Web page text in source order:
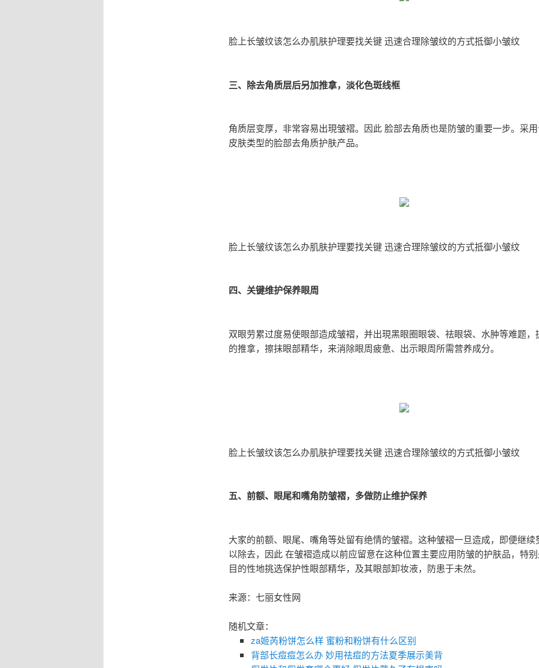
脸上长皱纹该怎么办肌肤护理要找关键 迅速合理除皱纹的方式抵御小皱纹
三、除去角质层后另加推拿，淡化色斑线框
角质层变厚，非常容易出現皱褶。因此 脸部去角质也是防皱的重要一步。采
皮肤类型的脸部去角质护肤产品。
脸上长皱纹该怎么办肌肤护理要找关键 迅速合理除皱纹的方式抵御小皱纹
四、关键维护保养眼周
双眼劳累过度易使眼部造成皱褶，并出現黑眼圈眼袋、祛眼袋、水肿等难题，
的推拿，擦抹眼部精华，来消除眼周疲惫、出示眼周所需营养成分。
脸上长皱纹该怎么办肌肤护理要找关键 迅速合理除皱纹的方式抵御小皱纹
五、前额、眼尾和嘴角防皱褶，多做防止维护保养
大家的前额、眼尾、嘴角等处留有绝情的皱褶。这种皱褶一旦造成，即便继续
以除去，因此 在皱褶造成以前应留意在这种位置主要应用防皱的护肤品，特
目的性地挑选保护性眼部精华，及其眼部卸妆液，防患于未然。
来源：七丽女性网
随机文章：
za姬芮粉饼怎么样 蜜粉和粉饼有什么区别
背部长痘痘怎么办 妙用祛痘的方法夏季展示美背